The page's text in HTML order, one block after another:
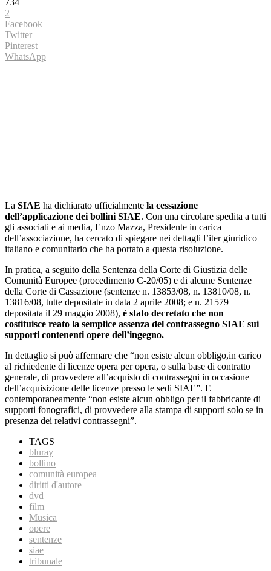
2
Facebook
Twitter
Pinterest
WhatsApp
La SIAE ha dichiarato ufficialmente la cessazione
dell’applicazione dei bollini SIAE. Con una circolare spedita a tutti
gli associati e ai media, Enzo Mazza, Presidente in carica
dell’associazione, ha cercato di spiegare nei dettagli l’iter giuridico
italiano e comunitario che ha portato a questa risoluzione.
In pratica, a seguito della Sentenza della Corte di Giustizia delle
Comunità Europee (procedimento C-20/05) e di alcune Sentenze
della Corte di Cassazione (sentenze n. 13853/08, n. 13810/08, n.
13816/08, tutte depositate in data 2 aprile 2008; e n. 21579
depositata il 29 maggio 2008), è stato decretato che non
costituisce reato la semplice assenza del contrassegno SIAE sui
supporti contenenti opere dell’ingegno.
In dettaglio si può affermare che “non esiste alcun obbligo,in carico
al richiedente di licenze opera per opera, o sulla base di contratto
generale, di provvedere all’acquisto di contrassegni in occasione
dell’acquisizione delle licenze presso le sedi SIAE”. E
contemporaneamente “non esiste alcun obbligo per il fabbricante di
supporti fonografici, di provvedere alla stampa di supporti solo se in
presenza dei relativi contrassegni”.
TAGS
bluray
bollino
comunità europea
diritti d'autore
dvd
film
Musica
opere
sentenze
siae
tribunale